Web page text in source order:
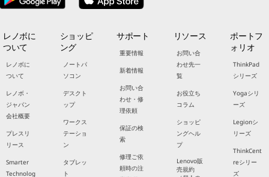
レノボに
ついて
レノボに
ついて
レノボ・
ジャパン
会社概要
プレスリ
リース
Smarter
Technolog
ショッピ
ング
ノートパ
ソコン
デスクト
ップ
ワークス
テーショ
ン
タブレッ
ト
サポート
重要情報
新着情報
お問い合
わせ・修
理依頼
保証の検
索
修理ご依
頼時の注
リソース
お問い合
わせ先一
覧
お役立ち
コラム
ショッピ
ングヘル
プ
Lenovo販
売規約
ポートフ
ォリオ
ThinkPad
シリーズ
Yogaシリ
ーズ
Legionシ
リーズ
ThinkCent
reシリー
ズ